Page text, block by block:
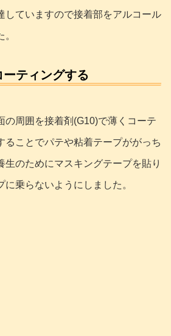
していますので接着部をアルコール
ティングする
の周囲を接着剤(G10)で薄くコーテ
ることでパテや粘着テープががっち
生のためにマスキングテープを貼り
に乗らないようにしました。